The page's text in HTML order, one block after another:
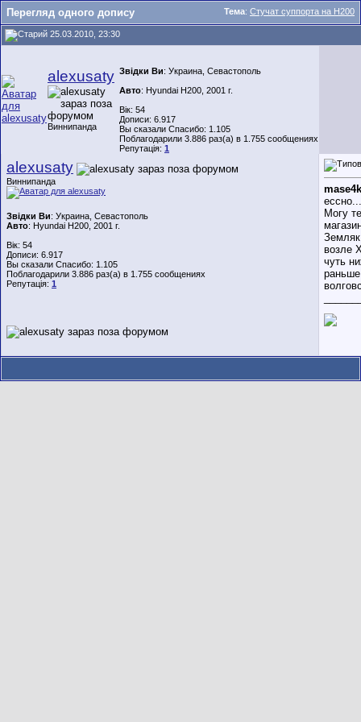
Тема: Стучат суппорта на H200
Перегляд одного допису
25.03.2010, 23:30
alexusaty
Виннипанда
Звідки Ви: Украина, Севастополь
Авто: Hyundai H200, 2001 г.
Вік: 54
Дописи: 6.917
Вы сказали Спасибо: 1.105
Поблагодарили 3.886 раз(а) в 1.755 сообщениях
Репутація: 1
alexusaty
Виннипанда
Звідки Ви: Украина, Севастополь
Авто: Hyundai H200, 2001 г.
Вік: 54
Дописи: 6.917
Вы сказали Спасибо: 1.105
Поблагодарили 3.886 раз(а) в 1.755 сообщениях
Репутація: 1
ессно...
Могу
возле
чуть